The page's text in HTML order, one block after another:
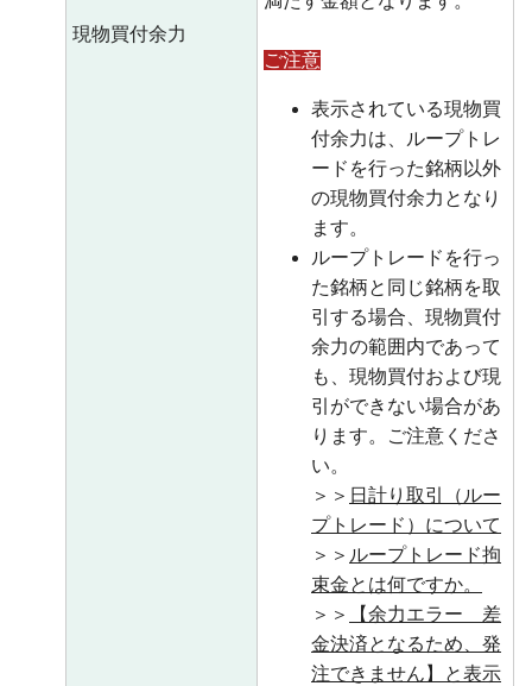
現物買付余力
ご注意
表示されている現物買
付余力は、ループトレ
ードを行った銘柄以外
の現物買付余力となり
ます。
ループトレードを行っ
た銘柄と同じ銘柄を取
引する場合、現物買付
余力の範囲内であって
も、現物買付および現
引ができない場合があ
ります。ご注意くださ
い。
＞＞ 日計り取引（ルー
プトレード）について
＞＞ ループトレード拘
束金とは何ですか。
＞＞
【余力エラー 差
金決済となるため、発
注できません】と表示